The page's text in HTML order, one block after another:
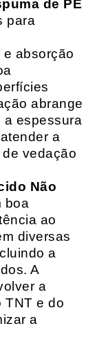
de PE
para
absorção
abrange
a espessura
a
vedação
Não
boa
ao
diversas
a
A
a
TNT e do
a